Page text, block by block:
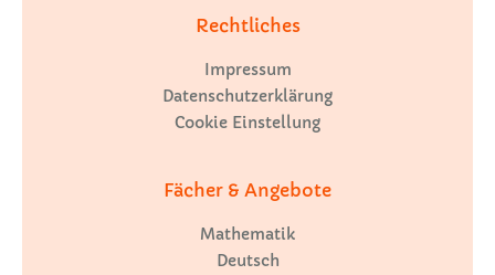
Rechtliches
Impressum
Datenschutzerklärung
Cookie Einstellung
Fächer & Angebote
Mathematik
Deutsch